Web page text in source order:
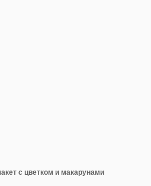
с цветком и макарунами